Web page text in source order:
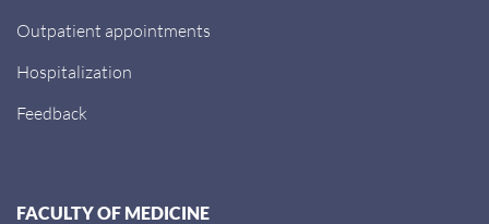
Outpatient appointments
Hospitalization
Feedback
FACULTY OF MEDICINE